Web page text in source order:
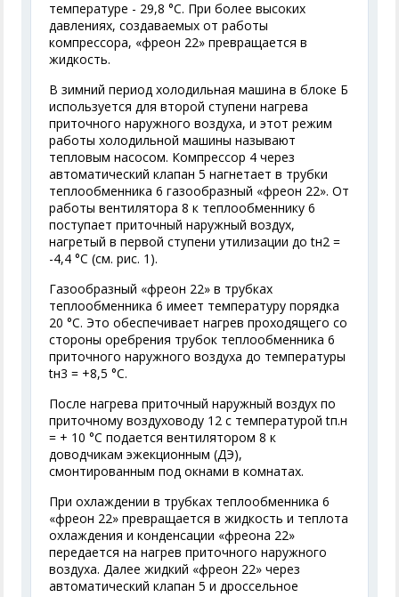
температуре - 29,8 °С. При более высоких
давлениях, создаваемых от работы
компрессора, «фреон 22» превращается в
жидкость.
В зимний период холодильная машина в блоке Б
используется для второй ступени нагрева
приточного наружного воздуха, и этот режим
работы холодильной машины называют
тепловым насосом. Компрессор 4 через
автоматический клапан 5 нагнетает в трубки
теплообменника 6 газообразный «фреон 22». От
работы вентилятора 8 к теплообменнику 6
поступает приточный наружный воздух,
нагретый в первой ступени утилизации до tн2 =
-4,4 °С (см. рис. 1).
Газообразный «фреон 22» в трубках
теплообменника 6 имеет температуру порядка
20 °С. Это обеспечивает нагрев проходящего со
стороны оребрения трубок теплообменника 6
приточного наружного воздуха до температуры
tн3 = +8,5 °С.
После нагрева приточный наружный воздух по
приточному воздуховоду 12 с температурой tп.н
= + 10 °С подается вентилятором 8 к
доводчикам эжекционным (ДЭ),
смонтированным под окнами в комнатах.
При охлаждении в трубках теплообменника 6
«фреон 22» превращается в жидкость и теплота
охлаждения и конденсации «фреона 22»
передается на нагрев приточного наружного
воздуха. Далее жидкий «фреон 22» через
автоматический клапан 5 и дроссельное